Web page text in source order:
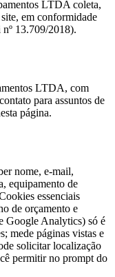
LTDA coleta,
em conformidade
13.709/2018).
LTDA, com
para assuntos de
página.
nome, e-mail,
equipamento de
essenciais
de orçamento e
Google Analytics) só é
mede páginas vistas e
solicitar localização
permitir no prompt do